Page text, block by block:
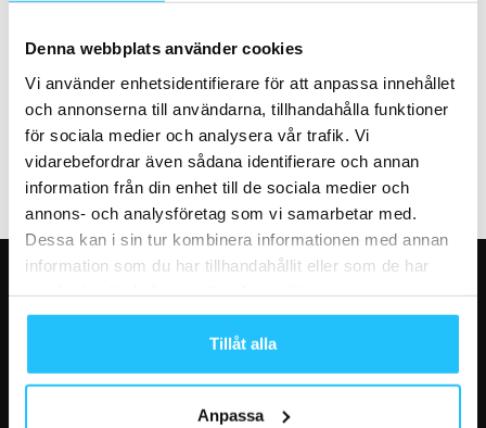
Denna webbplats använder cookies
Vi använder enhetsidentifierare för att anpassa innehållet
och annonserna till användarna, tillhandahålla funktioner
för sociala medier och analysera vår trafik. Vi
vidarebefordrar även sådana identifierare och annan
information från din enhet till de sociala medier och
annons- och analysföretag som vi samarbetar med.
Dessa kan i sin tur kombinera informationen med annan
information som du har tillhandahållit eller som de har
Tillåt alla
Anpassa
Business
Optishake ser ökat intresse
från företag
Business
tillväxtplaner – söker nya
ägare
VÅRA FAVORITER
Nike satsar på hybridträning när Hyrox formar
2026-08-07